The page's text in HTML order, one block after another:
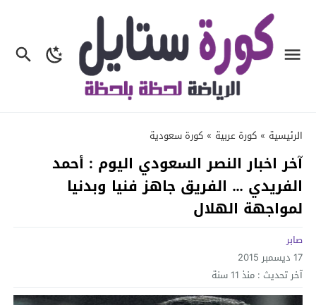
الرئيسية » كورة عربية » كورة سعودية
آخر اخبار النصر السعودي اليوم : أحمد
الفريدي … الفريق جاهز فنيا وبدنيا
لمواجهة الهلال
صابر
17 ديسمبر 2015
آخر تحديث : منذ 11 سنة